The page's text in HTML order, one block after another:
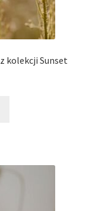
kolekcji Sunset